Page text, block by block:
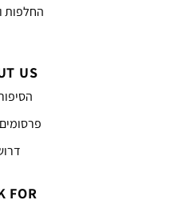
החלפות
US
FOR